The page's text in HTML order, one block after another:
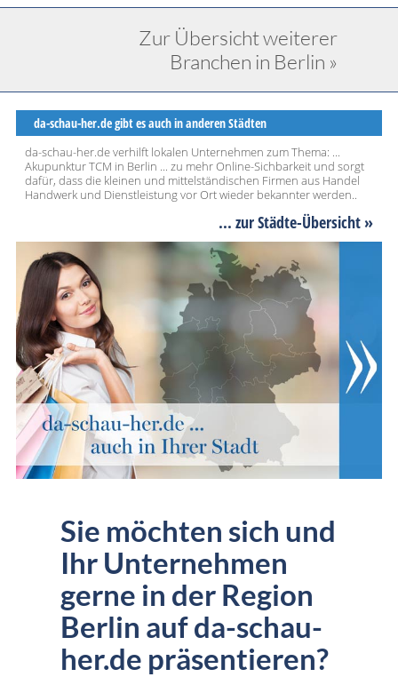
Zur Übersicht weiterer
Branchen in Berlin »
da-schau-her.de gibt es auch in anderen Städten
da-schau-her.de verhilft lokalen Unternehmen zum Thema: ...
Akupunktur TCM in Berlin ... zu mehr Online-Sichbarkeit und sorgt
dafür, dass die kleinen und mittelständischen Firmen aus Handel
Handwerk und Dienstleistung vor Ort wieder bekannter werden..
... zur Städte-Übersicht »
Sie möchten sich und
Ihr Unternehmen
gerne in der Region
Berlin auf da-schau-
her.de präsentieren?